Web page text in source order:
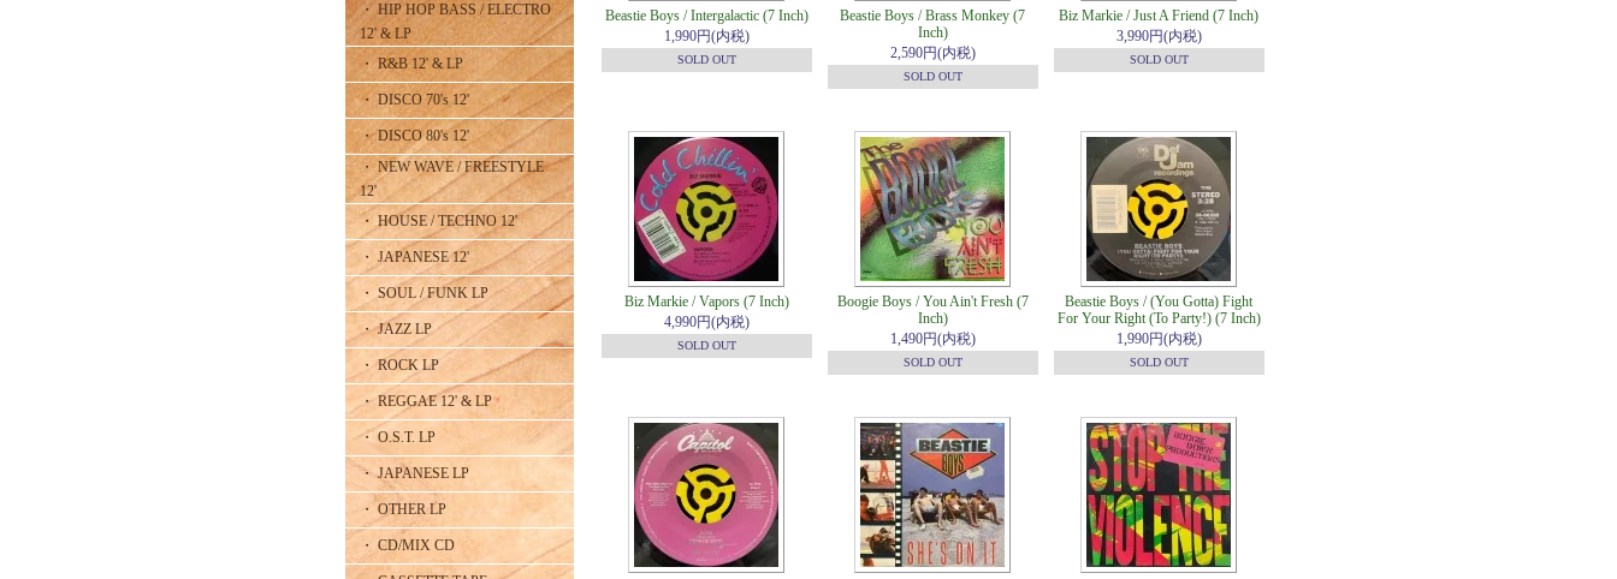
・ HIP HOP BASS / ELECTRO
12' & LP
・ R&B 12' & LP
・ DISCO 70's 12'
・ DISCO 80's 12'
・ NEW WAVE / FREESTYLE
12'
・ HOUSE / TECHNO 12'
・ JAPANESE 12'
・ SOUL / FUNK LP
・ JAZZ LP
・ ROCK LP
・ REGGAE 12' & LP
・ O.S.T. LP
・ JAPANESE LP
・ OTHER LP
・ CD/MIX CD
Beastie Boys / Intergalactic (7 Inch)
1,990円(内税)
SOLD OUT
Beastie Boys / Brass Monkey (7
Inch)
2,590円(内税)
SOLD OUT
Biz Markie / Just A Friend (7 Inch)
3,990円(内税)
SOLD OUT
Biz Markie / Vapors (7 Inch)
4,990円(内税)
SOLD OUT
Boogie Boys / You Ain't Fresh (7
Inch)
1,490円(内税)
SOLD OUT
Beastie Boys / (You Gotta) Fight
For Your Right (To Party!) (7 Inch)
1,990円(内税)
SOLD OUT